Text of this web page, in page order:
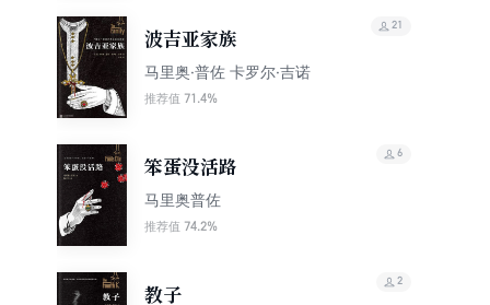
波吉亚家族
马里奥·普佐 卡罗尔·吉诺
推荐值 71.4%
21
笨蛋没活路
马里奥普佐
推荐值 74.2%
6
教子
2